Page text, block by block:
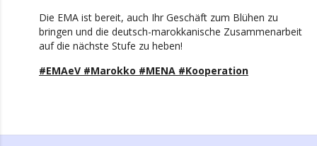
Die EMA ist bereit, auch Ihr Geschäft zum Blühen zu
bringen und die deutsch-marokkanische Zusammenarbeit
auf die nächste Stufe zu heben!
#EMAeV #Marokko #MENA #Kooperation